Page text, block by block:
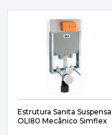
Estrutura Sanita Suspensa
OLI80 Mecânico Simflex